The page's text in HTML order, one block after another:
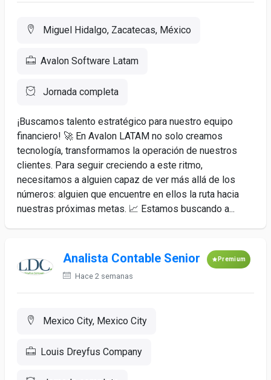
Miguel Hidalgo, Zacatecas, México
Avalon Software Latam
Jornada completa
¡Buscamos talento estratégico para nuestro equipo
financiero! 🚀 En Avalon LATAM no solo creamos
tecnología, transformamos la operación de nuestros
clientes. Para seguir creciendo a este ritmo,
necesitamos a alguien capaz de ver más allá de los
números: alguien que encuentre en ellos la ruta hacia
nuestras próximas metas. 📈 Estamos buscando a...
Analista Contable Senior Premium
Hace 2 semanas
Mexico City, Mexico City
Louis Dreyfus Company